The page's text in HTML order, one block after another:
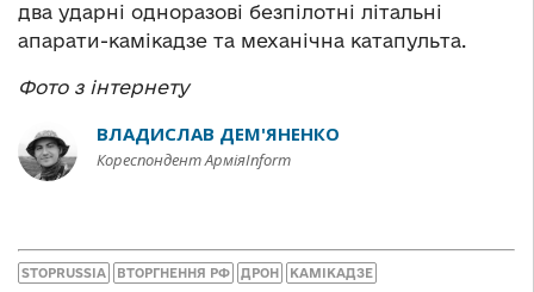
два ударні одноразові безпілотні літальні
апарати-камікадзе та механічна катапульта.
Фото з інтернету
ВЛАДИСЛАВ ДЕМ'ЯНЕНКО
Кореспондент АрміяInform
STOPRUSSIA ВТОРГНЕННЯ РФ ДРОН КАМІКАДЗЕ